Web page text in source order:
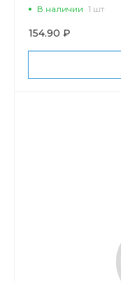
В наличии 1 шт
154.90 ₽